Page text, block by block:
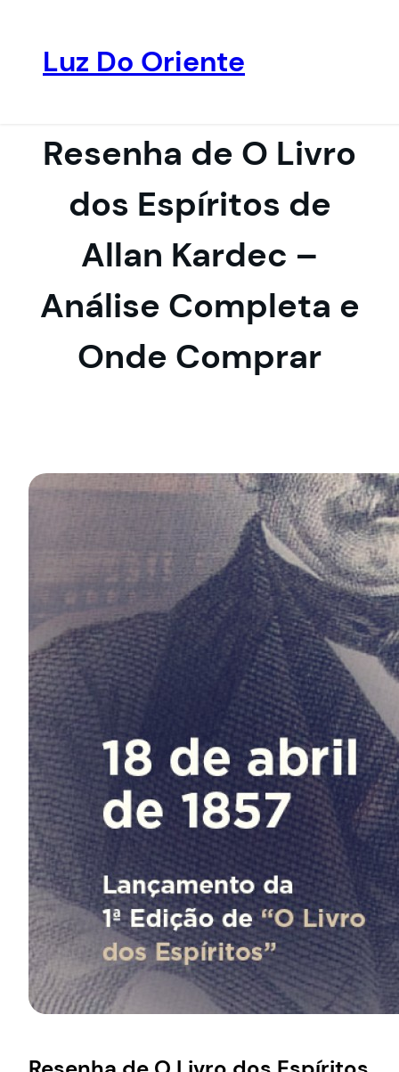
conteúdo
Luz Do Oriente
Resenha de O Livro
dos Espíritos de
Allan Kardec –
Análise Completa e
Onde Comprar